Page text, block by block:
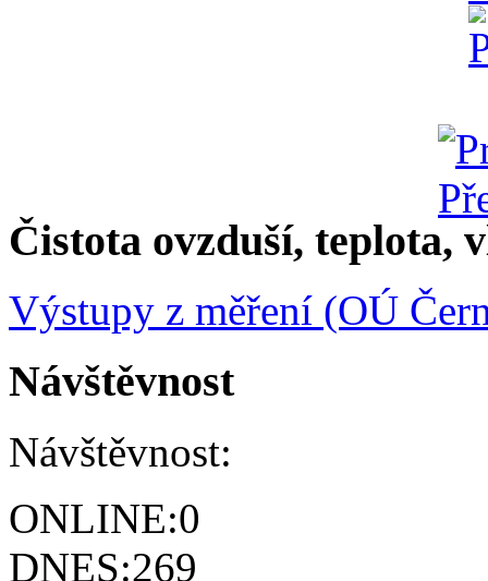
Čistota ovzduší, teplota,
Výstupy z měření (OÚ
Návštěvnost
Návštěvnost:
ONLINE:0
DNES:269